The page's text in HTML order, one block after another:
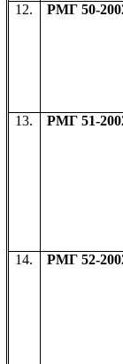
12. РМГ 50-
13. РМГ 51-
14. РМГ 52-